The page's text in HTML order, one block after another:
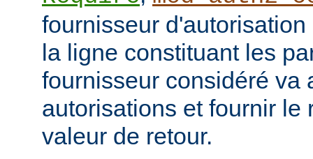
fournisseur
la ligne constituant les
fournisseur considéré va
autorisations et fournir le
valeur de retour.